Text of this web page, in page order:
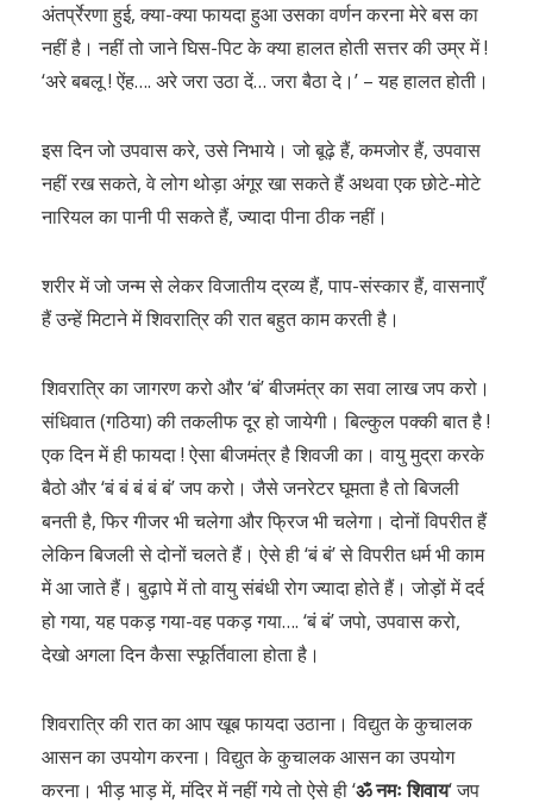
अंतर्प्रेरणा हुई, क्या-क्या फायदा हुआ उसका वर्णन करना मेरे बस का
नहीं है। नहीं तो जाने घिस-पिट के क्या हालत होती सत्तर की उम्र में !
‘अरे बबलू ! ऐंह…. अरे जरा उठा दें… जरा बैठा दे।’ – यह हालत होती।
इस दिन जो उपवास करे, उसे निभाये। जो बूढ़े हैं, कमजोर हैं, उपवास
नहीं रख सकते, वे लोग थोड़ा अंगूर खा सकते हैं अथवा एक छोटे-मोटे
नारियल का पानी पी सकते हैं, ज्यादा पीना ठीक नहीं।
शरीर में जो जन्म से लेकर विजातीय द्रव्य हैं, पाप-संस्कार हैं, वासनाएँ
हैं उन्हें मिटाने में शिवरात्रि की रात बहुत काम करती है।
शिवरात्रि का जागरण करो और ‘बं’ बीजमंत्र का सवा लाख जप करो।
संधिवात (गठिया) की तकलीफ दूर हो जायेगी। बिल्कुल पक्की बात है !
एक दिन में ही फायदा ! ऐसा बीजमंत्र है शिवजी का। वायु मुद्रा करके
बैठो और ‘बं बं बं बं बं’ जप करो। जैसे जनरेटर घूमता है तो बिजली
बनती है, फिर गीजर भी चलेगा और फ्रिज भी चलेगा। दोनों विपरीत हैं
लेकिन बिजली से दोनों चलते हैं। ऐसे ही ‘बं बं’ से विपरीत धर्म भी काम
में आ जाते हैं। बुढ़ापे में तो वायु संबंधी रोग ज्यादा होते हैं। जोड़ों में दर्द
हो गया, यह पकड़ गया-वह पकड़ गया…. ‘बं बं’ जपो, उपवास करो,
देखो अगला दिन कैसा स्फूर्तिवाला होता है।
शिवरात्रि की रात का आप खूब फायदा उठाना। विद्युत के कुचालक
आसन का उपयोग करना। विद्युत के कुचालक आसन का उपयोग
करना। भीड़ भाड़ में, मंदिर में नहीं गये तो ऐसे ही ‘ॐ नमः शिवाय‘ जप